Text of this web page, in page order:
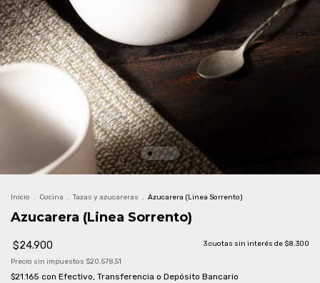
Inicio . Cocina . Tazas y azucareras . Azucarera (Linea Sorrento)
Azucarera (Linea Sorrento)
$24.900 3cuotas sin interés de $8.300
Precio sin impuestos $20.578,51
$21.165 con Efectivo, Transferencia o Depósito Bancario